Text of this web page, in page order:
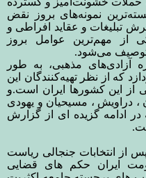
نمونه‌های بروز نقض
تبلیغات و عقاید افراطی و
از مهم‌ترین عوامل بروز
توصیف می‌شود.
آزادی‌های مذهبی، به طور
که از نظر تهیه‌کنندگان این
از این کشور‌ها ایران است.و
، دراویش ، مسیحیان و یهودی
ادامه گزیده ای از گزارش
از انتخابات جنجالی ریاست
2009 (1388)، حکومت ایران حکم های قضایی